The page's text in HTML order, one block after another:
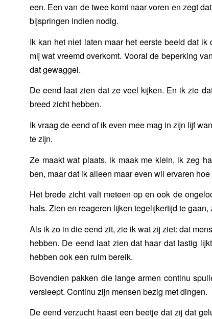
een. Een van de twee komt naar voren en zegt
bijspringen indien nodig.
Ik kan het niet laten maar het eerste beeld dat
mij wat vreemd overkomt. Vooral de beperking
dat gewaggel.
De eend laat zien dat ze veel kijken. En ik zie
breed zicht hebben.
Ik vraag de eend of ik even mee mag in zijn lijf
te zijn.
Ze maakt wat plaats, ik maak me klein, ik zeg
ben, maar dat ik alleen maar even wil ervaren
Het brede zicht valt meteen op en ook de
hals. Zien en reageren lijken tegelijkertijd te
Als ik zo in die eend zit, zie ik wat zij ziet: dat
hebben. De eend laat zien dat haar dat lastig
hebben ook een ruim bereik.
Bovendien pakken die lange armen continu
versleept. Continu zijn mensen bezig met dingen.
De eend verzucht haast een beetje dat zij dat